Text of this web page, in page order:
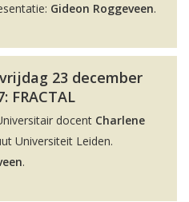
Gideon Roggeveen.
23 december
FRACTAL
docent Charlene
Universiteit Leiden.
.